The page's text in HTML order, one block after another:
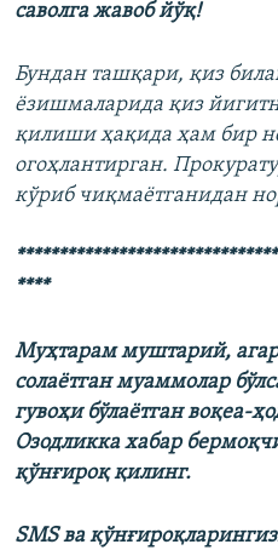
саволга жавоб йўқ!
Бундан ташқари, қиз
ёзишмаларида қиз
қилиши ҳақида ҳам бир
огоҳлантирган.
кўриб чиқмаётганидан
****
Муҳтарам муштарий,
солаётган муаммолар
гувоҳи бўлаётган воқеа-
Озодликка хабар
қўнғироқ қилинг.
SMS ва